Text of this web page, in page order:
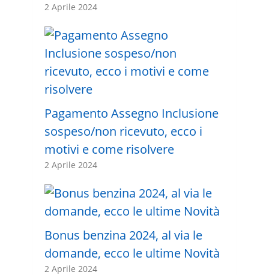
2 Aprile 2024
Pagamento Assegno Inclusione
sospeso/non ricevuto, ecco i
motivi e come risolvere
2 Aprile 2024
Bonus benzina 2024, al via le
domande, ecco le ultime Novità
2 Aprile 2024